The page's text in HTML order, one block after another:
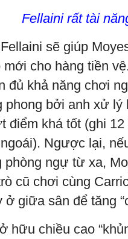
Fellaini rất tài
sẽ giúp
mới cho hàng tiền
đủ khả năng chơi
phong bởi anh xử lý
điểm khá tốt (ghi
Ngược lại,
phòng ngự từ xa,
cũ chơi cùng
ở giữa sân để tăng
hữu chiều cao